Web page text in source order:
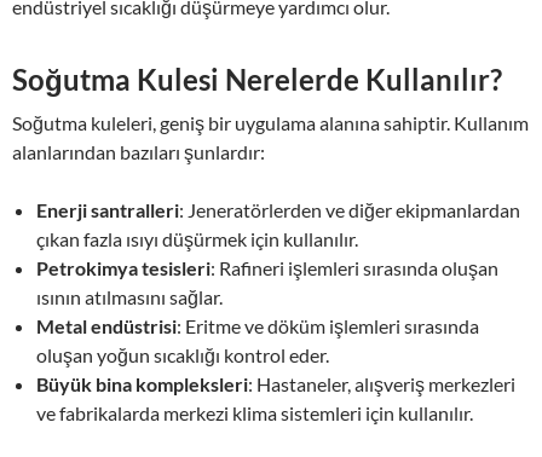
endüstriyel sıcaklığı düşürmeye yardımcı olur.
Soğutma Kulesi Nerelerde Kullanılır?
Soğutma kuleleri, geniş bir uygulama alanına sahiptir. Kullanım
alanlarından bazıları şunlardır:
Enerji santralleri: Jeneratörlerden ve diğer ekipmanlardan
çıkan fazla ısıyı düşürmek için kullanılır.
Petrokimya tesisleri: Rafineri işlemleri sırasında oluşan
ısının atılmasını sağlar.
Metal endüstrisi: Eritme ve döküm işlemleri sırasında
oluşan yoğun sıcaklığı kontrol eder.
Büyük bina kompleksleri: Hastaneler, alışveriş merkezleri
ve fabrikalarda merkezi klima sistemleri için kullanılır.